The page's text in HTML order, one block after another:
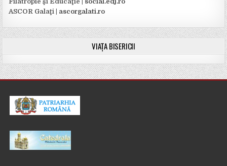
ASCOR Galaţi | ascorgalati.ro
VIAȚA BISERICII